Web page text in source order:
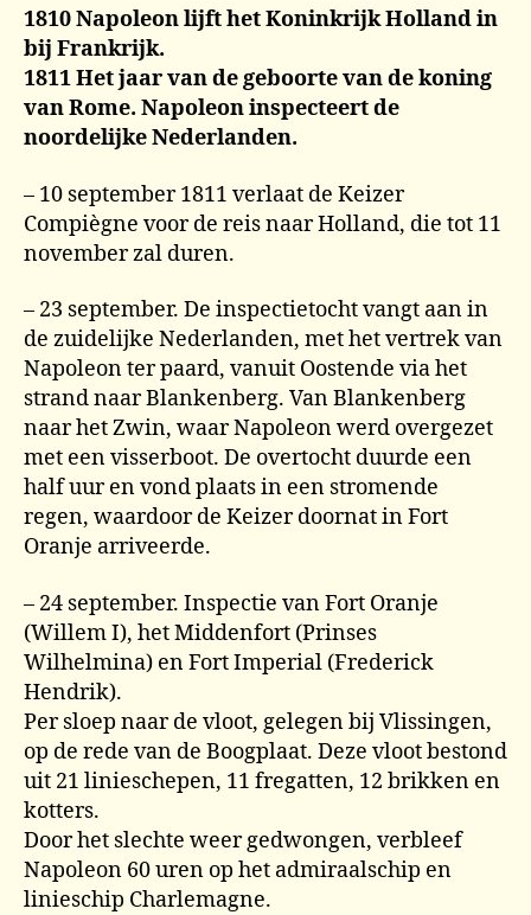
1810 Napoleon lijft het Koninkrijk Holland in
bij Frankrijk.
1811 Het jaar van de geboorte van de koning
van Rome. Napoleon inspecteert de
noordelijke Nederlanden.
– 10 september 1811 verlaat de Keizer
Compiègne voor de reis naar Holland, die tot 11
november zal duren.
– 23 september. De inspectietocht vangt aan in
de zuidelijke Nederlanden, met het vertrek van
Napoleon ter paard, vanuit Oostende via het
strand naar Blankenberg. Van Blankenberg
naar het Zwin, waar Napoleon werd overgezet
met een visserboot. De overtocht duurde een
half uur en vond plaats in een stromende
regen, waardoor de Keizer doornat in Fort
Oranje arriveerde.
– 24 september. Inspectie van Fort Oranje
(Willem I), het Middenfort (Prinses
Wilhelmina) en Fort Imperial (Frederick
Hendrik).
Per sloep naar de vloot, gelegen bij Vlissingen,
op de rede van de Boogplaat. Deze vloot bestond
uit 21 linieschepen, 11 fregatten, 12 brikken en
kotters.
Door het slechte weer gedwongen, verbleef
Napoleon 60 uren op het admiraalschip en
linieschip Charlemagne.